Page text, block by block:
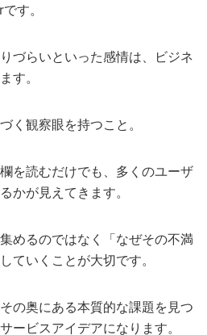
す。
づらいといった感情は、ビジネ
す。
く観察眼を持つこと。
を読むだけでも、多くのユーザ
かが見えてきます。
めるのではなく「なぜその不満
ていくことが大切です。
の奥にある本質的な課題を見つ
ービスアイデアになります。